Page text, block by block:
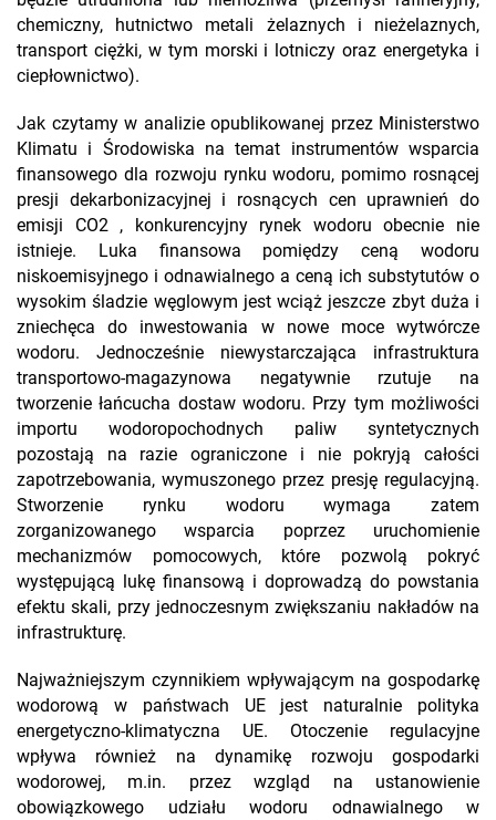
chemiczny, hutnictwo metali żelaznych i nieżelaznych,
transport ciężki, w tym morski i lotniczy oraz energetyka i
ciepłownictwo).
Jak czytamy w analizie opublikowanej przez Ministerstwo
Klimatu i Środowiska na temat instrumentów wsparcia
finansowego dla rozwoju rynku wodoru, pomimo rosnącej
presji dekarbonizacyjnej i rosnących cen uprawnień do
emisji CO2 , konkurencyjny rynek wodoru obecnie nie
istnieje. Luka finansowa pomiędzy ceną wodoru
niskoemisyjnego i odnawialnego a ceną ich substytutów o
wysokim śladzie węglowym jest wciąż jeszcze zbyt duża i
zniechęca do inwestowania w nowe moce wytwórcze
wodoru. Jednocześnie niewystarczająca infrastruktura
transportowo-magazynowa negatywnie rzutuje na
tworzenie łańcucha dostaw wodoru. Przy tym możliwości
importu wodoropochodnych paliw syntetycznych
pozostają na razie ograniczone i nie pokryją całości
zapotrzebowania, wymuszonego przez presję regulacyjną.
Stworzenie rynku wodoru wymaga zatem
zorganizowanego wsparcia poprzez uruchomienie
mechanizmów pomocowych, które pozwolą pokryć
występującą lukę finansową i doprowadzą do powstania
efektu skali, przy jednoczesnym zwiększaniu nakładów na
infrastrukturę.
Najważniejszym czynnikiem wpływającym na gospodarkę
wodorową w państwach UE jest naturalnie polityka
energetyczno-klimatyczna UE. Otoczenie regulacyjne
wpływa również na dynamikę rozwoju gospodarki
wodorowej, m.in. przez wzgląd na ustanowienie
obowiązkowego udziału wodoru odnawialnego w